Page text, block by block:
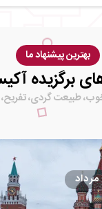
بهترین پیشنهاد ما
برگزیده
طبیعت گردی،